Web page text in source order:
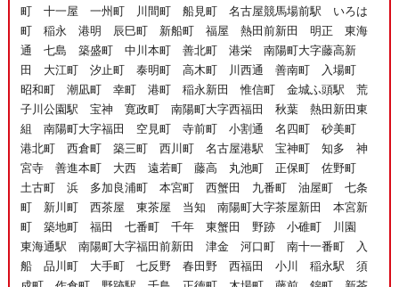
町 十一屋 一州町 川間町 船見町 名古屋競馬場前駅 いろは
町 稲永 港明 辰巳町 新船町 福屋 熱田前新田 明正 東海
通 七島 築盛町 中川本町 善北町 港栄 南陽町大字藤高新
田 大江町 汐止町 泰明町 高木町 川西通 善南町 入場町
昭和町 潮凪町 幸町 港町 稲永新田 惟信町 金城ふ頭駅 荒
子川公園駅 宝神 寛政町 南陽町大字西福田 秋葉 熱田新田東
組 南陽町大字福田 空見町 寺前町 小割通 名四町 砂美町
港北町 西倉町 築三町 西川町 名古屋港駅 宝神町 知多 神
宮寺 善進本町 大西 遠若町 藤高 丸池町 正保町 佐野町
土古町 浜 多加良浦町 本宮町 西蟹田 九番町 油屋町 七条
町 新川町 西茶屋 東茶屋 当知 南陽町大字茶屋新田 本宮新
町 築地町 福田 七番町 千年 東蟹田 野跡 小碓町 川園
東海通駅 南陽町大字福田前新田 津金 河口町 南十一番町 入
船 品川町 大手町 七反野 春田野 西福田 小川 稲永駅 須